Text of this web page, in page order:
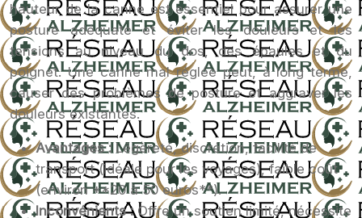
hauteur de la canne est essentiel pour assurer une
posture adéquate et éviter les douleurs et les
tensions au niveau du dos, des épaules et du
poignet. Une canne mal réglée peut, à long terme,
causer des problèmes de posture et aggraver les
douleurs existantes.
Avantages :Légèreté, discrétion, facilité de
transport (idéale pour les voyages), faible coût
(environ **20 à 50 euros**).
Inconvénients :Offre un soutien limité, nécessite